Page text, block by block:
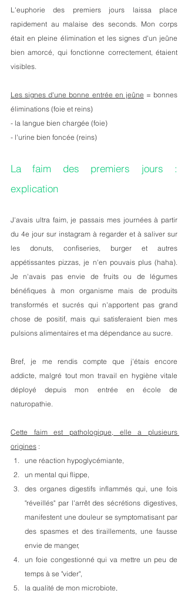
L'euphorie des premiers jours laissa place
rapidement au malaise des seconds. Mon corps
était en pleine élimination et les signes d'un jeûne
bien amorcé, qui fonctionne correctement, étaient
visibles.
Les signes d'une bonne entrée en jeûne = bonnes
éliminations (foie et reins)
- la langue bien chargée (foie)
- l'urine bien foncée (reins)
La faim des premiers jours :
explication
J'avais ultra faim, je passais mes journées à partir
du 4e jour sur instagram à regarder et à saliver sur
les donuts, confiseries, burger et autres
appétissantes pizzas, je n'en pouvais plus (haha).
Je n'avais pas envie de fruits ou de légumes
bénéfiques à mon organisme mais de produits
transformés et sucrés qui n'apportent pas grand
chose de positif, mais qui satisferaient bien mes
pulsions alimentaires et ma dépendance au sucre.
Bref, je me rendis compte que j'étais encore
addicte, malgré tout mon travail en hygiène vitale
déployé depuis mon entrée en école de
naturopathie.
Cette faim est pathologique, elle a plusieurs
origines :
une réaction hypoglycémiante,
un mental qui flippe,
des organes digestifs inflammés qui, une fois
"réveillés" par l'arrêt des sécrétions digestives,
manifestent une douleur se symptomatisant par
des spasmes et des tiraillements, une fausse
envie de manger,
un foie congestionné qui va mettre un peu de
temps à se "vider",
la qualité de mon microbiote,